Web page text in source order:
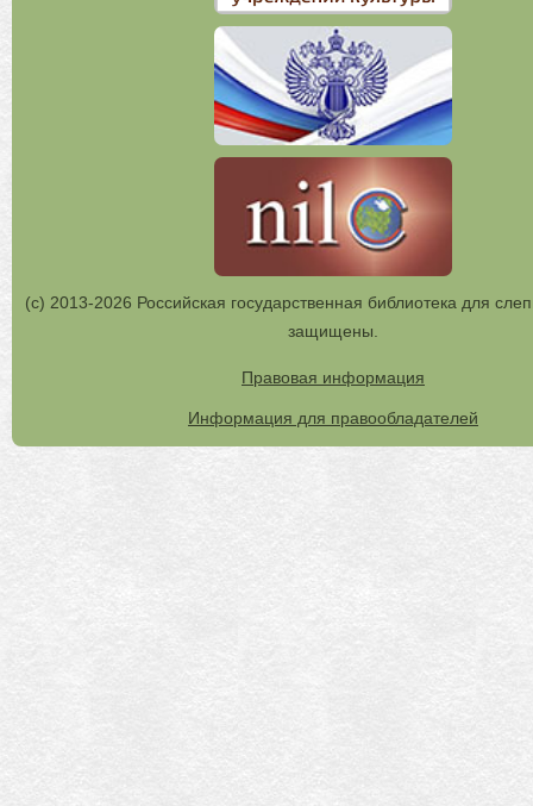
(с) 2013-2026 Российская государственная библиотека для
защищены.
Правовая информация
Информация для правообладателей